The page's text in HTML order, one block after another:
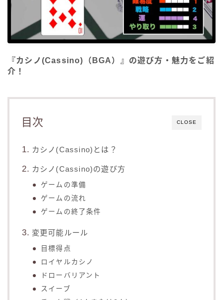
『カシノ(Cassino)（BGA）』の遊び方・魅力をご紹
介！
CLOSE
目次
カシノ(Cassino)とは？
カシノ(Cassino)の遊び方
ゲームの準備
ゲームの流れ
ゲームの終了条件
変更可能ルール
目標得点
ロイヤルカシノ
ドローバリアント
スイーブ